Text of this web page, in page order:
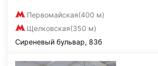
Первомайская(400 м)
Щелковская(350 м)
Сиреневый бульвар, 83б